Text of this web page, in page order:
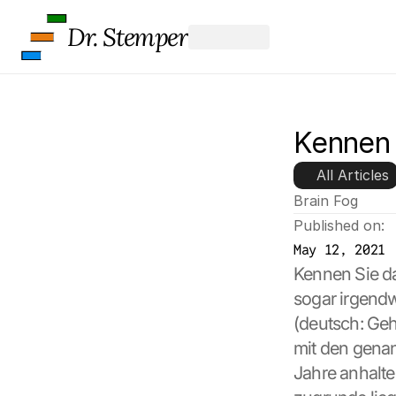
All Articles
Brain Fog
Published on:
May 12, 2021
Kennen Sie
sogar
(deutsch:
mit den
Jahre
Dr. Stemper
L
o
a
d